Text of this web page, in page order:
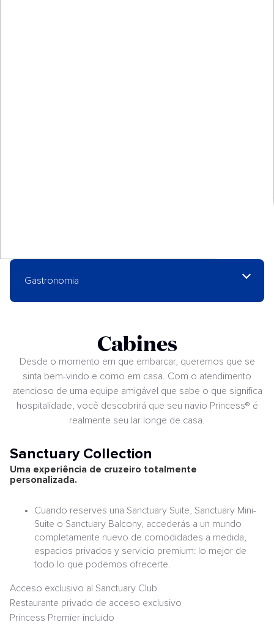
Gastronomia
Cabines
Desde o momento em que embarcar, queremos que se
sinta bem-vindo e como em casa. Com o atendimento
atencioso de uma equipe amigável que sabe o que significa
hospitalidade, você descobrirá que seu navio Princess® é
realmente seu lar longe de casa.
Sanctuary Collection
Uma experiência de cruzeiro totalmente
personalizada.
Cuando reserves una Sanctuary Suite, Sanctuary Mini-
Suite o Sanctuary Balcony, accederás a un mundo
completamente nuevo de comodidades a medida,
espacios privados y servicio premium: lo mejor de
todo lo que podemos ofrecerte.
Acceso exclusivo al Sanctuary Club
Restaurante privado de acceso exclusivo
Princess Premier incluido